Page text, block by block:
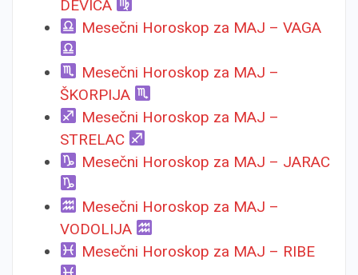
DEVICA
Mesečni Horoskop za MAJ – VAGA
Mesečni Horoskop za MAJ –
ŠKORPIJA
Mesečni Horoskop za MAJ –
STRELAC
Mesečni Horoskop za MAJ – JARAC
Mesečni Horoskop za MAJ –
VODOLIJA
Mesečni Horoskop za MAJ – RIBE